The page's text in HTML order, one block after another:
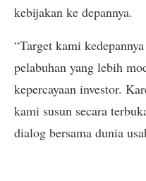
kebijakan ke depannya.
“Target kami
pelabuhan yang lebih
kepercayaan investor.
kami susun secara
dialog bersama dunia